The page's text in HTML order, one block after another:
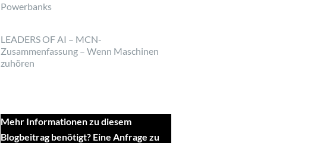
Powerbanks
LEADERS OF AI – MCN-
Zusammenfassung – Wenn Maschinen
zuhören
Mehr Informationen zu diesem
Blogbeitrag benötigt? Eine Anfrage zu